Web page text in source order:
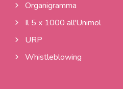
Organigramma
Il 5 x 1000 all'Unimol
URP
Whistleblowing